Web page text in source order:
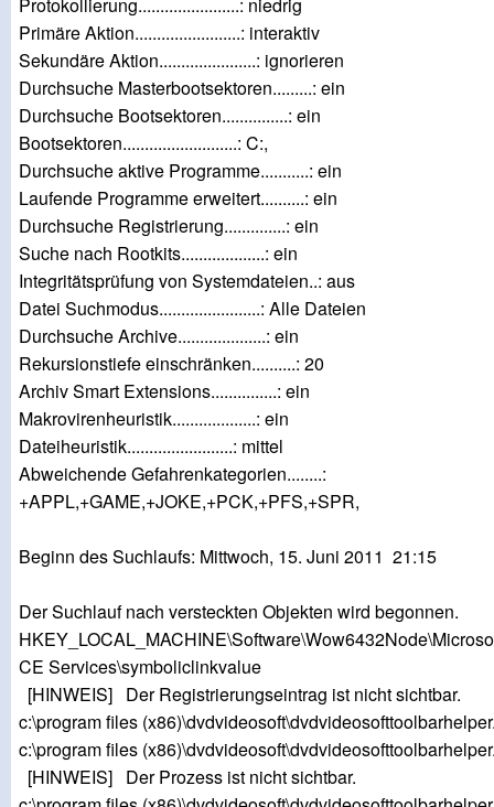
Protokollierung.......................: niedrig
Primäre Aktion........................: interaktiv
Sekundäre Aktion......................: ignorieren
Durchsuche Masterbootsektoren.........: ein
Durchsuche Bootsektoren...............: ein
Bootsektoren..........................: C:,
Durchsuche aktive Programme...........: ein
Laufende Programme erweitert..........: ein
Durchsuche Registrierung..............: ein
Suche nach Rootkits...................: ein
Integritätsprüfung von Systemdateien..: aus
Datei Suchmodus.......................: Alle Dateien
Durchsuche Archive....................: ein
Rekursionstiefe einschränken..........: 20
Archiv Smart Extensions...............: ein
Makrovirenheuristik...................: ein
Dateiheuristik........................: mittel
Abweichende Gefahrenkategorien........:
+APPL,+GAME,+JOKE,+PCK,+PFS,+SPR,
Beginn des Suchlaufs: Mittwoch, 15. Juni 2011 21:15
Der Suchlauf nach versteckten Objekten wird begonnen.
CE Services\symboliclinkvalue
[HINWEIS] Der Registrierungseintrag ist nicht sichtbar.
c:\program files
c:\program files
[HINWEIS] Der Prozess ist nicht sichtbar.